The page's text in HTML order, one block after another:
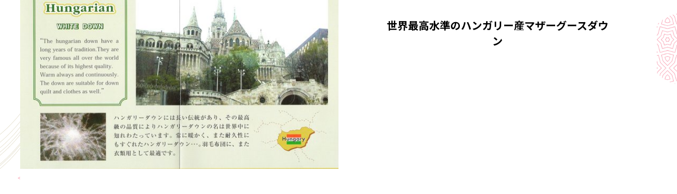
羽毛ふとんをご検討の際は「ダウンパワー」「使用ダウンがダッ
世界最高水準のハンガリー産マザーグースダウ
ン